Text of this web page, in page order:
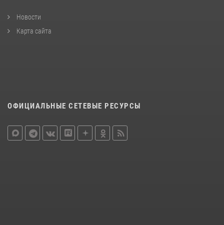
Новости
Карта сайта
ОФИЦИАЛЬНЫЕ СЕТЕВЫЕ РЕСУРСЫ